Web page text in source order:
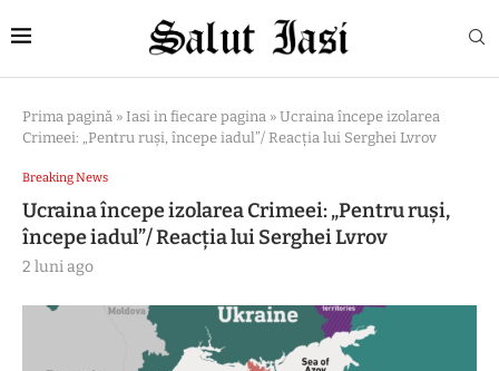
Prima pagină » Iasi in fiecare pagina » Ucraina începe izolarea
Crimeei: „Pentru ruși, începe iadul”/ Reacția lui Serghei Lvrov
Breaking News
Ucraina începe izolarea Crimeei: „Pentru ruși,
începe iadul”/ Reacția lui Serghei Lvrov
2 luni ago